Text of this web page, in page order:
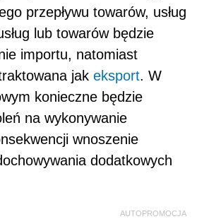
przepływu towarów, usług
lub towarów będzie
importu, natomiast
jak eksport. W
konieczne będzie
na wykonywanie
wnoszenie
dodatkowych
AUTOPROMOCJA